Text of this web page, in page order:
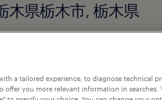
県栃木市, 栃木県
a tailored experience, to diagnose technical
offer you more relevant information in searches.